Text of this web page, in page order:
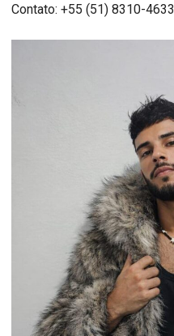
Contato: +55 (51) 8310-4633